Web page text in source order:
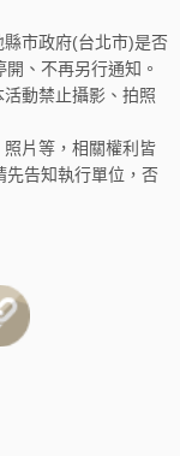
市政府(台北市)是否
、不再另行通知。
動禁止攝影、拍照
片等，相關權利皆
先告知執行單位，否